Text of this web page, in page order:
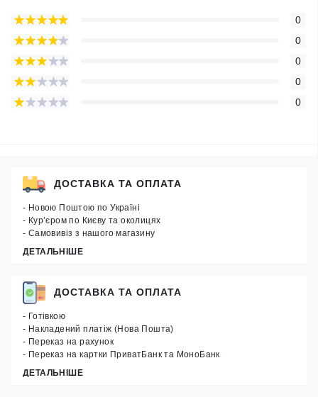
0
0
0
0
0
ДОСТАВКА ТА ОПЛАТА
- Новою Поштою по Україні
- Кур’єром по Києву та околицях
- Самовивіз з нашого магазину
ДЕТАЛЬНІШЕ
ДОСТАВКА ТА ОПЛАТА
- Готівкою
- Накладений платіж (Нова Пошта)
- Переказ на рахунок
- Переказ на картки ПриватБанк та МоноБанк
ДЕТАЛЬНІШЕ